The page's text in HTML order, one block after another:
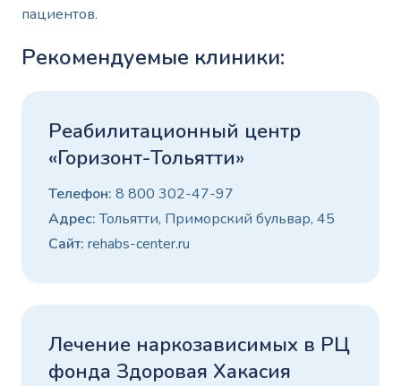
пациентов.
Рекомендуемые клиники:
Реабилитационный центр
«Горизонт-Тольятти»
Телефон: 8 800 302-47-97
Адрес:Тольятти, Приморский бульвар, 45
Сайт: rehabs-center.ru
Лечение наркозависимых в РЦ
фонда Здоровая Хакасия